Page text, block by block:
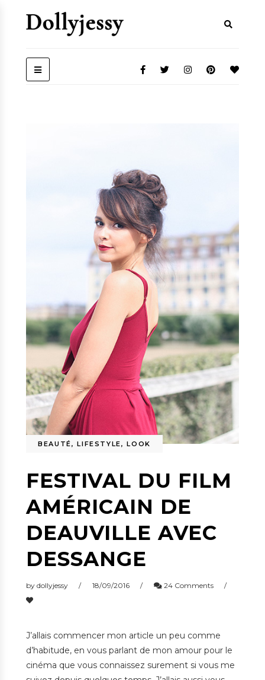
BEAUTÉ,LIFESTYLE,LOOK
FESTIVAL DU FILM
AMÉRICAIN DE
DEAUVILLE AVEC
DESSANGE
by dollyjessy 18/09/2016 24 Comments
J’allais commencer mon article un peu comme
d’habitude, en vous parlant de mon amour pour le
cinéma que vous connaissez surement si vous me